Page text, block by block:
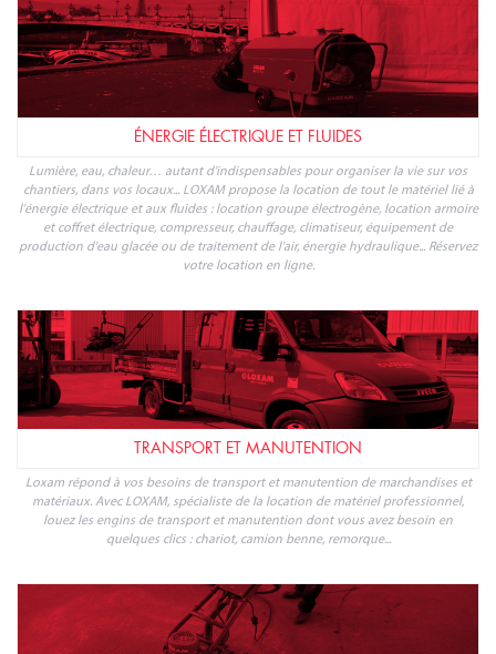
ÉNERGIE ÉLECTRIQUE ET FLUIDES
Lumière, eau, chaleur… autant d'indispensables pour organiser la vie sur vos
chantiers, dans vos locaux... LOXAM propose la location de tout le matériel lié à
l'énergie électrique et aux fluides : location groupe électrogène, location armoire
et coffret électrique, compresseur, chauffage, climatiseur, équipement de
production d'eau glacée ou de traitement de l'air, énergie hydraulique... Réservez
votre location en ligne.
TRANSPORT ET MANUTENTION
Loxam répond à vos besoins de transport et manutention de marchandises et
matériaux. Avec LOXAM, spécialiste de la location de matériel professionnel,
louez les engins de transport et manutention dont vous avez besoin en
quelques clics : chariot, camion benne, remorque...